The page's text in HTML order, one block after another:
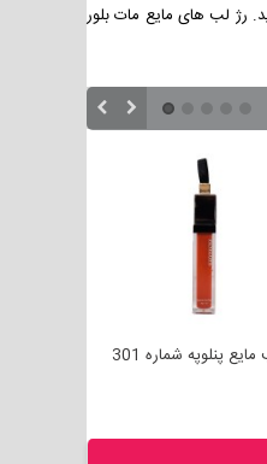
رژ لب های مایع مات بلور
پنلوپه شماره 301